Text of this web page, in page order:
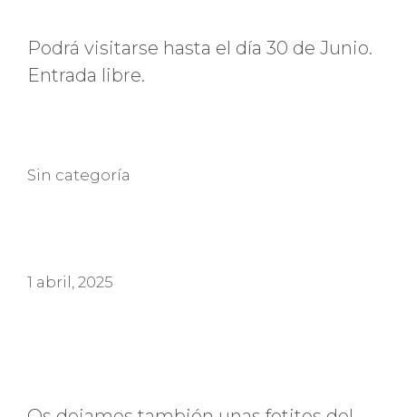
Podrá visitarse hasta el día 30 de Junio.
Entrada libre.
Categorías
Sin categoría
1 abril, 2025